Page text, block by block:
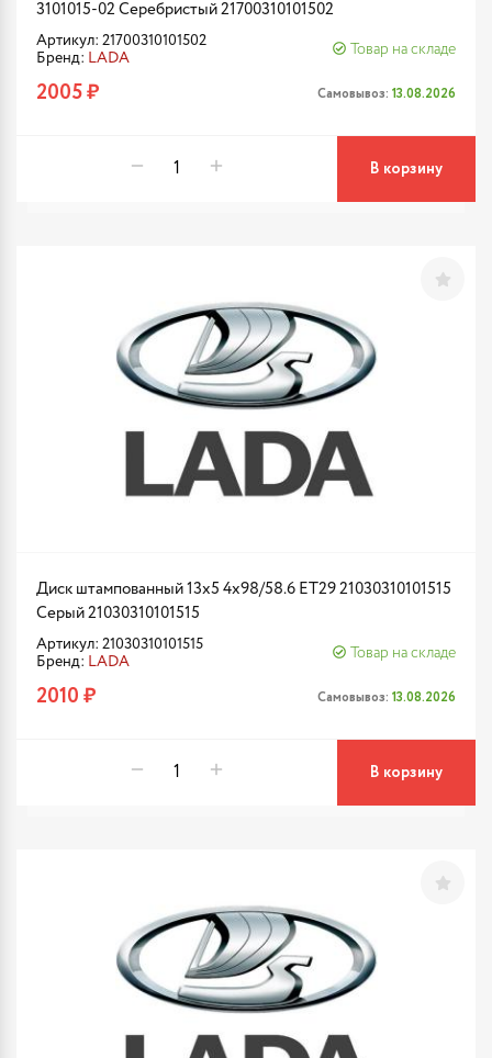
3101015-02 Серебристый 21700310101502
Артикул: 21700310101502
Бренд: LADA
Товар на складе
2005 ₽ Самовывоз: 13.08.2026
В корзину
Диск штампованный 13x5 4x98/58.6 ET29 21030310101515
Серый 21030310101515
Артикул: 21030310101515
Бренд: LADA
Товар на складе
2010 ₽ Самовывоз: 13.08.2026
В корзину